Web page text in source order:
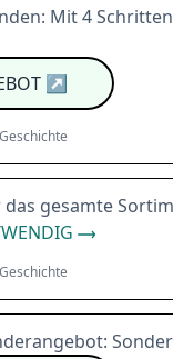
Mit 4
↗
Geschichte
das gesamte
Geschichte